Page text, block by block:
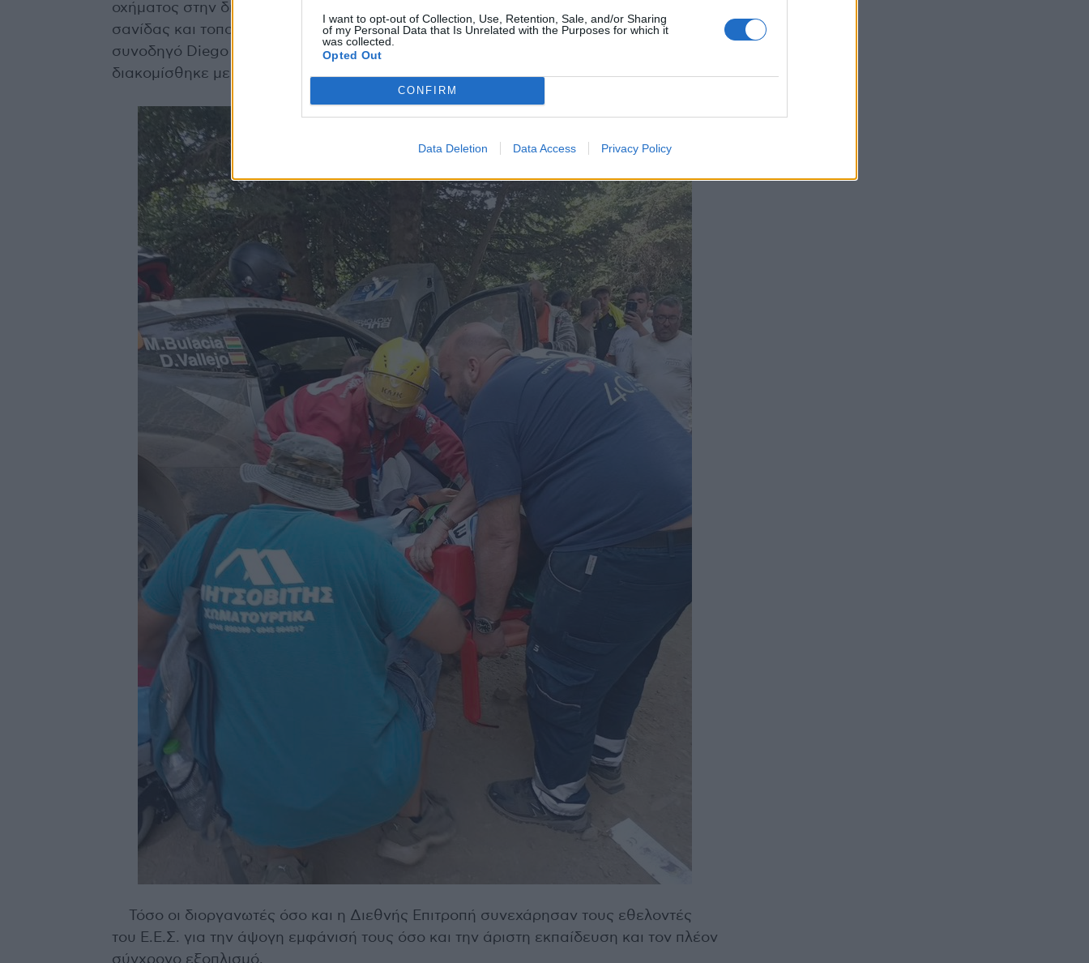
I want to opt-out of Collection, Use, Retention, Sale, and/or Sharing
of my Personal Data that Is Unrelated with the Purposes for which it
was collected.
Opted Out
CONFIRM
Data Deletion Data Access Privacy Policy
οχήματος στην διαδρομή Ταρζάν (29/6), για τον ασφαλή απεγκλωβισμό με χρήση
σανίδας και τοποθέτηση αυχενικού κολάρου και γιλέκου ακινητοποίησης στον
συνοδηγό Diego VALLEJO, ο οποίος αισθάνθηκε ενοχλήσεις στον αυχένα και
διακομίσθηκε με ασφάλεια στο νοσοκομείο.
Τόσο οι διοργανωτές όσο και η Διεθνής Επιτροπή συνεχάρησαν τους εθελοντές
του Ε.Ε.Σ. για την άψογη εμφάνισή τους όσο και την άριστη εκπαίδευση και τον πλέον
σύγχρονο εξοπλισμό.